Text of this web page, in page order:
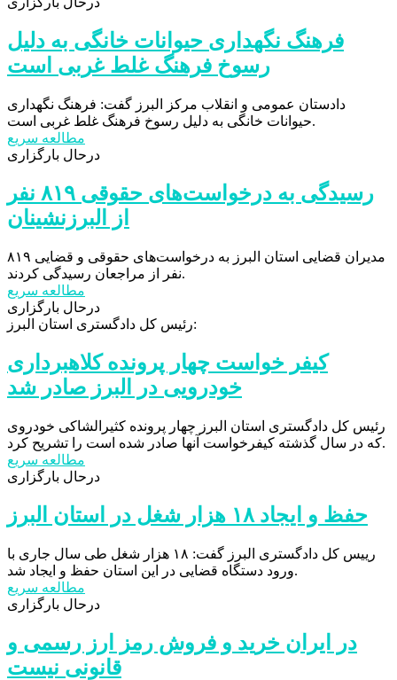
فرهنگ نگهداری حیوانات خانگی به دلیل
رسوخ فرهنگ غلط غربی است
دادستان عمومی و انقلاب مرکز البرز گفت: فرهنگ نگهداری
حیوانات خانگی به دلیل رسوخ فرهنگ غلط غربی است.
مطالعه سریع
درحال بارگزاری
رسیدگی به درخواست‌های حقوقی ۸۱۹ نفر
از البرزنشینان
مدیران قضایی استان البرز به درخواست‌های حقوقی و قضایی ۸۱۹
نفر از مراجعان رسیدگی کردند.
مطالعه سریع
درحال بارگزاری
رئیس کل دادگستری استان البرز:
کیفر خواست چهار پرونده کلاهبرداری
خودرویی در البرز صادر شد
رئیس کل دادگستری استان البرز چهار پرونده کثیرالشاکی خودروی
که در سال گذشته کیفرخواست آنها صادر شده است را تشریح کرد.
مطالعه سریع
درحال بارگزاری
حفظ و ایجاد ۱۸ هزار شغل در استان البرز
رییس کل دادگستری البرز گفت: ۱۸ هزار شغل طی سال جاری با
ورود دستگاه قضایی در این استان حفظ و ایجاد شد.
مطالعه سریع
درحال بارگزاری
در ایران خرید و فروش رمز ارز رسمی و
قانونی نیست